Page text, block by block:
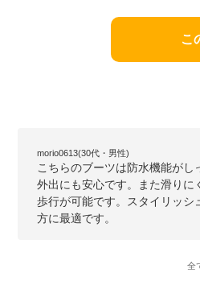
こ
morio0613(30代・男性)
こちらのブーツは防水機能が
外出にも安心です。また滑り
歩行が可能です。スタイリッ
方に最適です。
全